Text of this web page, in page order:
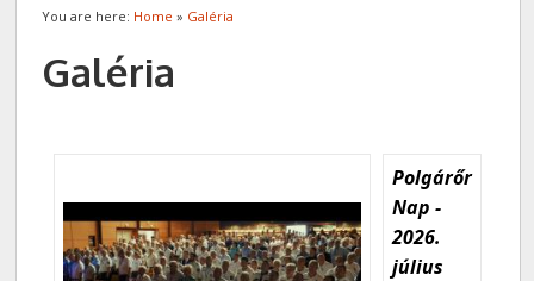
You are here: Home » Galéria
Galéria
Polgárőr
Nap -
2026.
július